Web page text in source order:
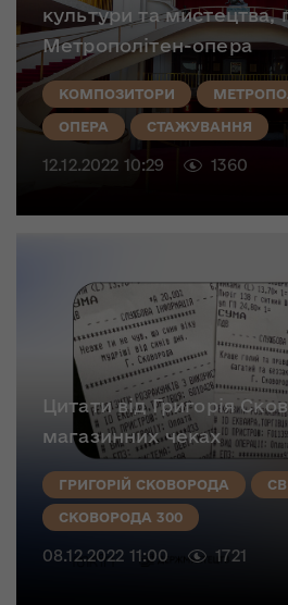
культури та мистецтва,
Метрополітен-опера
КОМПОЗИТОРИ
ОПЕРА СТАЖУВАННЯ
12.12.2022 10:29 1360
Цитати від Григорія
магазинних чеках
ГРИГОРІЙ СКОВОРОДА
СКОВОРОДА 300
08.12.2022 11:00 1721